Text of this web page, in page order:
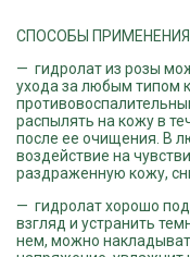
СПОСОБЫ
— гидролат из розы
ухода за любым типом
распылять на кожу в
после ее очищения. В
воздействие на
раздраженную кожу,
— гидролат хорошо
взгляд и устранить
нем, можно